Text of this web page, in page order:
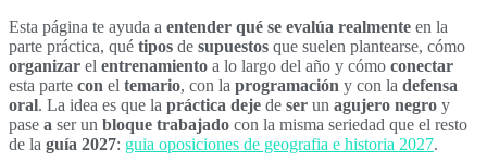
Esta página te ayuda a entender qué se evalúa realmente en la
parte práctica, qué tipos de supuestos que suelen plantearse, cómo
organizar el entrenamiento a lo largo del año y cómo conectar
esta parte con el temario, con la programación y con la defensa
oral. La idea es que la práctica deje de ser un agujero negro y
pase a ser un bloque trabajado con la misma seriedad que el resto
de la guía 2027: guia oposiciones de geografia e historia 2027.